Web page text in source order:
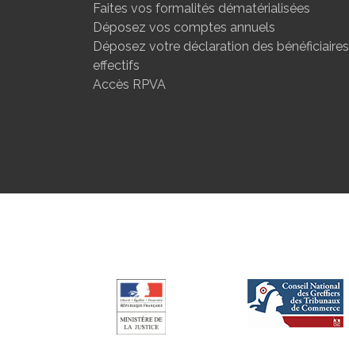
Faites vos formalités dématérialisées
Déposez vos comptes annuels
Déposez votre déclaration des bénéficiaires
effectifs
Accès RPVA